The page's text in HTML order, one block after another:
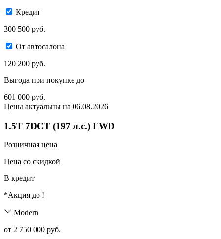
Кредит
300 500 руб.
От автосалона
120 200 руб.
Выгода при покупке до
601 000 руб.
Цены актуальны на 06.08.2026
1.5T 7DCT (197 л.с.) FWD
Розничная цена
Цена со скидкой
В кредит
*Акция до !
Modern
от 2 750 000 руб.